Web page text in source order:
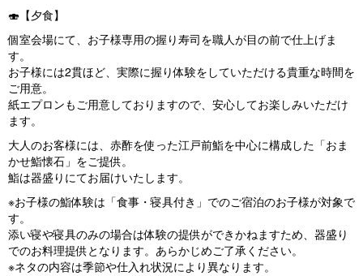
🍣【夕食】
個室会場にて、お子様専用の握り寿司を職人が目の前で仕上げま
す。
お子様には2貫ほど、実際に握り体験をしていただける貴重な時間を
ご用意。
紙エプロンもご用意しておりますので、安心してお楽しみいただけ
ます。
大人のお客様には、赤酢を使った江戸前鮨を中心に構成した「おま
かせ鮨懐石」をご提供。
鮨は器盛りにてお届けいたします。
※お子様の鮨体験は「食事・寝具付き」でのご宿泊のお子様が対象で
す。
添い寝や寝具のみの場合は体験の提供ができかねますため、器盛り
でのお料理提供となります。あらかじめご了承ください。
※ネタの内容は季節や仕入れ状況により異なります。